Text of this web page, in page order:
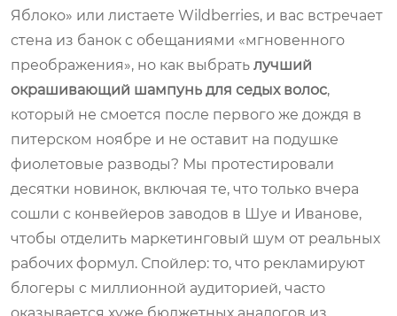
Яблоко» или листаете Wildberries, и вас встречает
стена из банок с обещаниями «мгновенного
преображения», но как выбрать лучший
окрашивающий шампунь для седых волос,
который не смоется после первого же дождя в
питерском ноябре и не оставит на подушке
фиолетовые разводы? Мы протестировали
десятки новинок, включая те, что только вчера
сошли с конвейеров заводов в Шуе и Иванове,
чтобы отделить маркетинговый шум от реальных
рабочих формул. Спойлер: то, что рекламируют
блогеры с миллионной аудиторией, часто
оказывается хуже бюджетных аналогов из